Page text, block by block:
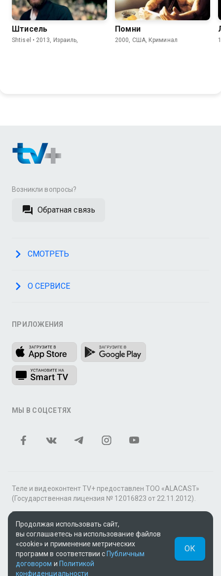
Штисель
Shtisel • 2013, Израиль,
Помни
2000, США, Криминал
Возникли вопросы?
Обратная связь
СМОТРЕТЬ
О СЕРВИСЕ
ПРИЛОЖЕНИЯ
МЫ В СОЦСЕТЯХ
Теле и видеоконтент TV+ предоставлен ТОО «ALACAST»
(Государственная лицензия № 12016823 от 22.11.2012).
В рамках услуги «Видео по подписке» для «Пакета
фильмов и сериалов tv+» контент предоставляется
онлайн-кинотеатром MEGOGO.
Поддержка: tvplus@telecom.kz
UUID: 30bdb750-ea38-42e2-bd22-ec3e6947124c
Продолжая использовать сайт,
вы соглашаетесь на использование файлов
«cookie» и применение метрических
программ в соответствии с Публичным
договором и Политикой
конфиденциальности
ОК